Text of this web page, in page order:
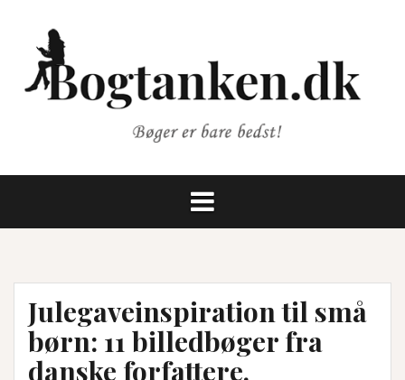
indhold
Julegaveinspiration til små
børn: 11 billedbøger fra
danske forfattere.